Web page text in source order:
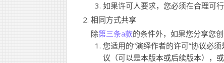
如果许可人要求，您必须在合理可
相同方式共享
除第三条a款的条件外，如果您分享您
您适用的“演绎作者的许可”协议必
议（可以是本版本或后续版本），